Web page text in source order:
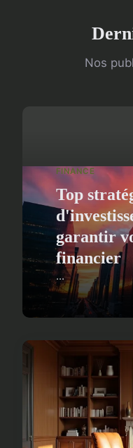
Nos
FINANCE
Top
garantir
financier
...